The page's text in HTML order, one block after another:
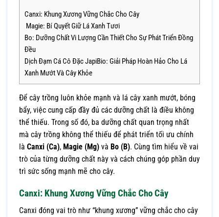
Canxi: Khung Xương Vững Chắc Cho Cây
Magie: Bí Quyết Giữ Lá Xanh Tươi
Bo: Dưỡng Chất Vi Lượng Cần Thiết Cho Sự Phát Triển Đồng
Đều
Dịch Đạm Cá Cô Đặc JapiBio: Giải Pháp Hoàn Hảo Cho Lá
Xanh Mướt Và Cây Khỏe
Để cây trồng luôn khỏe mạnh và lá cây xanh mướt, bóng
bẩy, việc cung cấp đầy đủ các dưỡng chất là điều không
thể thiếu. Trong số đó, ba dưỡng chất quan trọng nhất
mà cây trồng không thể thiếu để phát triển tối ưu chính
là Canxi (Ca), Magie (Mg) và Bo (B). Cùng tìm hiểu về vai
trò của từng dưỡng chất này và cách chúng góp phần duy
trì sức sống mạnh mẽ cho cây.
Canxi: Khung Xương Vững Chắc Cho Cây
Canxi đóng vai trò như “khung xương” vững chắc cho cây